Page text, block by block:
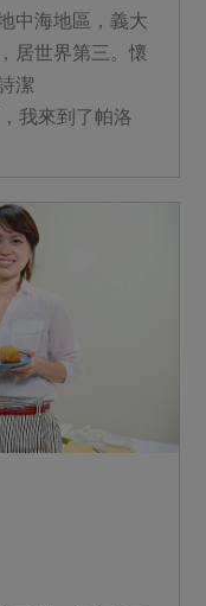
中海地區，義大
居世界第三。懷
潔
我來到了帕洛